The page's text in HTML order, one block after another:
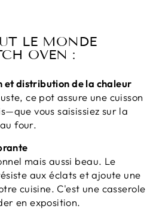
LE MONDE
OVEN :
et distribution de la chaleur
ce pot assure une cuisson
vous saisissiez sur la
four.
mais aussi beau. Le
aux éclats et ajoute une
cuisine. C'est une casserole
en exposition.